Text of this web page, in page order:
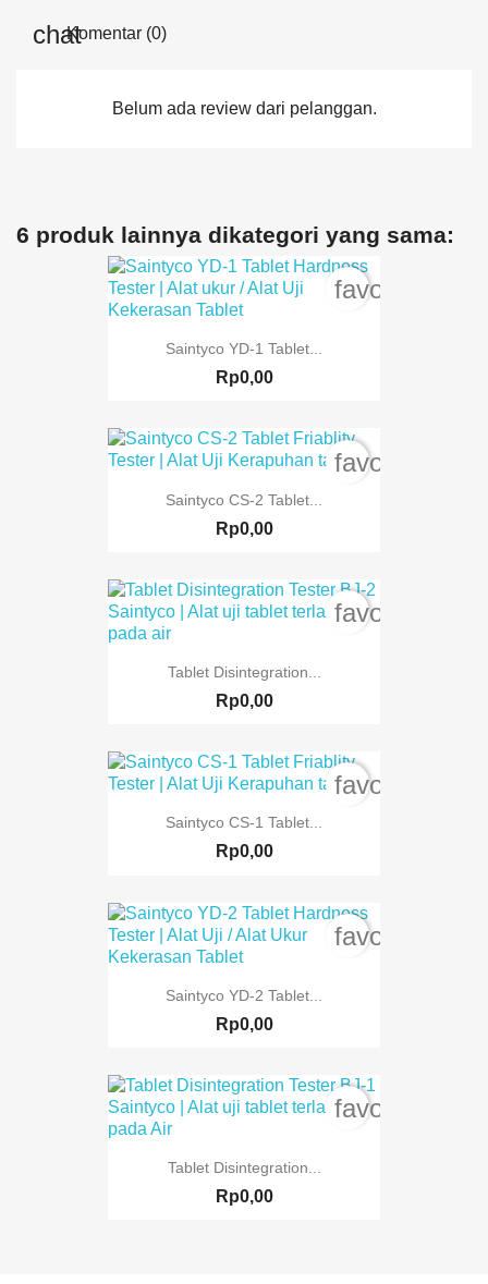
Komentar (0)
Belum ada review dari pelanggan.
6 produk lainnya dikategori yang sama:
Saintyco YD-1 Tablet...
Rp0,00
Saintyco CS-2 Tablet...
Rp0,00
Tablet Disintegration...
Rp0,00
Saintyco CS-1 Tablet...
Rp0,00
Saintyco YD-2 Tablet...
Rp0,00
Tablet Disintegration...
Rp0,00